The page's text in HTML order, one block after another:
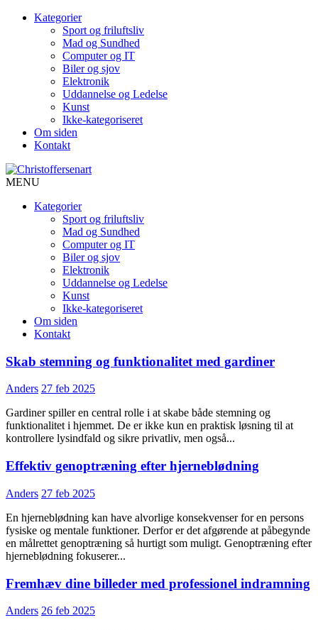
Kategorier
Sport og friluftsliv
Mad og Sundhed
Computer og IT
Biler og sjov
Elektronik
Uddannelse og Ledelse
Kunst
Ikke-kategoriseret
Om siden
Kontakt
MENU
Kategorier
Sport og friluftsliv
Mad og Sundhed
Computer og IT
Biler og sjov
Elektronik
Uddannelse og Ledelse
Kunst
Ikke-kategoriseret
Om siden
Kontakt
Skab stemning og funktionalitet med gardiner
Anders 27 feb 2025
Gardiner spiller en central rolle i at skabe både stemning og
funktionalitet i hjemmet. De er ikke kun en praktisk løsning til at
kontrollere lysindfald og sikre privatliv, men også...
Effektiv genoptræning efter hjerneblødning
Anders 27 feb 2025
En hjerneblødning kan have alvorlige konsekvenser for en persons
fysiske og mentale funktioner. Derfor er det afgørende at påbegynde
en målrettet genoptræning så hurtigt som muligt. Genoptræning efter
hjerneblødning fokuserer...
Fremhæv dine billeder med professionel indramning
Anders 26 feb 2025